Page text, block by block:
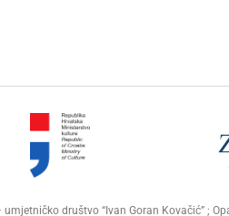
društvo “Ivan Goran Kovačić” ;